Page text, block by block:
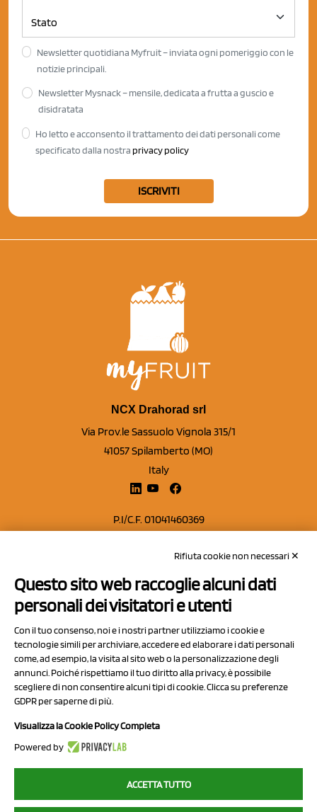
Newsletter quotidiana Myfruit – inviata ogni pomeriggio con le
notizie principali.
Newsletter Mysnack – mensile, dedicata a frutta a guscio e
disidratata
Ho letto e acconsento il trattamento dei dati personali come
specificato dalla nostra privacy policy
ISCRIVITI
NCX Drahorad srl
Via Prov.le Sassuolo Vignola 315/1
41057 Spilamberto (MO)
Italy
P.I/C.F. 01041460369
Capitale sociale Euro 50.000,00 i.v.
Contatti
Privacy Policy
Cookie Policy
Chi Siamo
2023 NCX Drahorad srl - All rights reserved
myfruit.it è parte del network diNCX DRAHORAD
Rifiuta cookie non necessari ✕
Questo sito web raccoglie alcuni dati
personali dei visitatori e utenti
Con il tuo consenso, noi e i nostri partner utilizziamo i cookie e
tecnologie simili per archiviare, accedere ed elaborare i dati personali
come, ad esempio, la visita al sito web o la personalizzazione degli
annunci. Poiché rispettiamo il tuo diritto alla privacy, è possibile
scegliere di non consentire alcuni tipi di cookie. Clicca su preferenze
GDPR per saperne di più.
Visualizza la Cookie Policy Completa
Powered by
ACCETTA TUTTO